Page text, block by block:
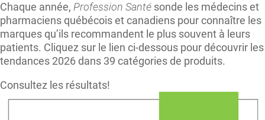
Chaque année, Profession Santé sonde les médecins et
pharmaciens québécois et canadiens pour connaître les
marques qu’ils recommandent le plus souvent à leurs
patients. Cliquez sur le lien ci-dessous pour découvrir les
tendances 2026 dans 39 catégories de produits.
Consultez les résultats!